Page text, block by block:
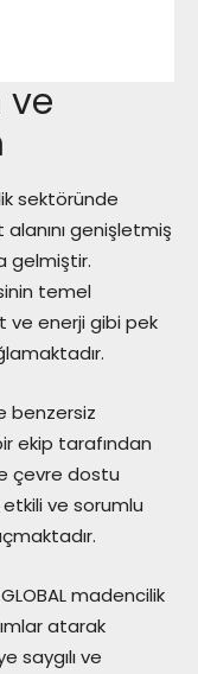
ve
sektöründe
genişletmiş
gelmiştir.
temel
ve enerji gibi pek
benzersiz
ekip tarafından
çevre dostu
ve sorumlu
madencilik
atarak
saygılı ve